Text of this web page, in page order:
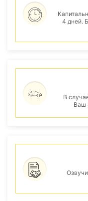
4 дней.
В
Ваш